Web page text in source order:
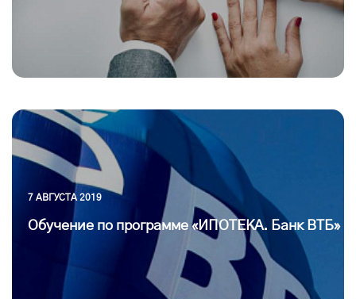
7 АВГУСТА 2019
Обучение по программе «ИПОТЕКА. Банк ВТБ»